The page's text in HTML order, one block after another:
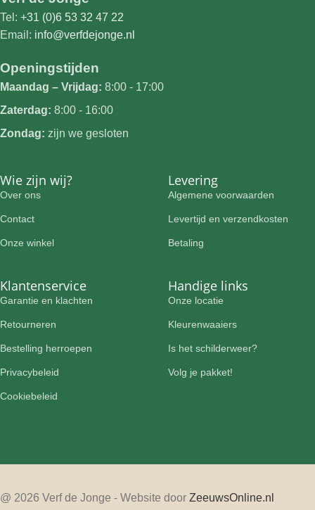
Tel: +31 (0)6 53 32 47 22
Email: info@verfdejonge.nl
Openingstijden
Maandag – Vrijdag: 8:00 - 17:00
Zaterdag: 8:00 - 16:00
Zondag: zijn we gesloten
Wie zijn wij?
Over ons
Contact
Onze winkel
Levering
Algemene voorwaarden
Levertijd en verzendkosten
Betaling
Klantenservice
Garantie en klachten
Retourneren
Bestelling herroepen
Privacybeleid
Cookiebeleid
Handige links
Onze locatie
Kleurenwaaiers
Is het schilderweer?
Volg je pakket!
@ 2026 Verf de Jonge - Website door ZeeuwsOnline.nl